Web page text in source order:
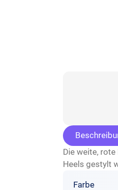
Die weite,
Heels gestylt
Farbe